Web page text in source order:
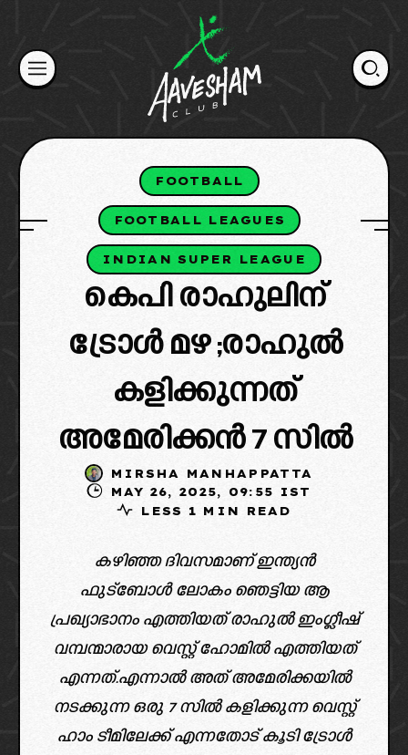
content
FOOTBALL
FOOTBALL LEAGUES
INDIAN SUPER LEAGUE
കെപി രാഹുലിന്
ട്രോൾ മഴ ;രാഹുൽ
കളിക്കുന്നത്
അമേരിക്കൻ 7 സിൽ
MIRSHA MANHAPPATTA
MAY 26, 2025, 09:55 IST
LESS 1 MIN READ
കഴിഞ്ഞ ദിവസമാണ് ഇന്ത്യൻ
ഫുട്ബോൾ ലോകം ഞെട്ടിയ ആ
പ്രഖ്യാഭാനം എത്തിയത് രാഹുൽ ഇംഗ്ലീഷ്
വമ്പന്മാരായ വെസ്റ്റ് ഹോമിൽ എത്തിയത്
എന്നത്.എന്നാൽ അത് അമേരിക്കയിൽ
നടക്കുന്ന ഒരു 7 സിൽ കളിക്കുന്ന വെസ്റ്റ്
ഹാം ടീമിലേക്ക് എന്നതോട് കൂടി ട്രോൾ